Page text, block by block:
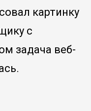
картинку
с
задача веб-